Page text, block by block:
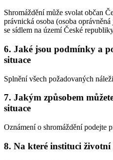
Shromáždění může svolat občan
právnická osoba (osoba
se sídlem na území České
6. Jaké jsou podmínky a
situace
Splnění všech požadovaných
7. Jakým způsobem
situace
Oznámení o shromáždění podejte
8. Na které instituci životní